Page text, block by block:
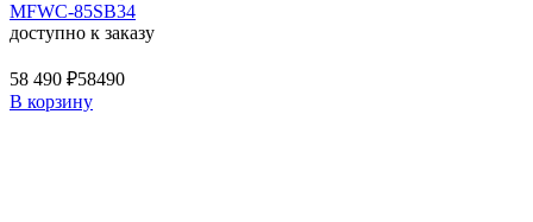
MFWC-85SB34
доступно к заказу
58 490 ₽58490
В корзину